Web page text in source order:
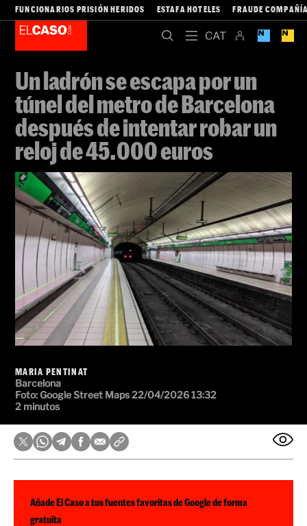
FUNCIONARIOS PRISIÓN HERIDOS ESTAFA HOTELES FRAUDE
Un ladrón se escapa por un
túnel del metro de Barcelona
después de intentar robar un
reloj de 45.000 euros
MARIA PENTINAT
Barcelona
Foto: Google Street Maps22/04/2026 13:32
2 minutos
Añade El Caso a tus fuentes favoritas de Google de forma
gratuita